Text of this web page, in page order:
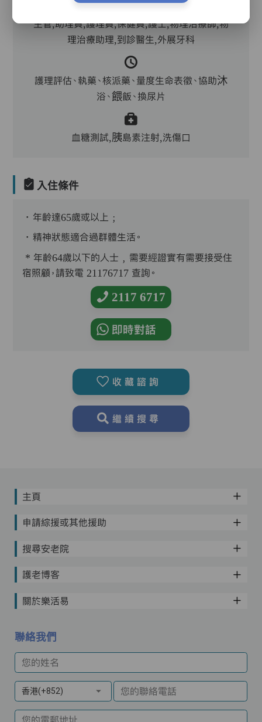
主管,助理員,護理員,保健員,護士,物理治療師,物
理治療助理,到診醫生,外展牙科
護理評估、執藥、核派藥、量度生命表徵、協助沐
浴、餵飯、換尿片
血糖測試,胰島素注射,洗傷口
入住條件
．年齡達65歲或以上﹔
．精神狀態適合過群體生活。
* 年齡64歲以下的人士﹐需要經證實有需要接受住
宿照顧，請致電 21176717 查詢。
2117 6717
即時對話
收藏諮詢
繼續搜尋
主頁
申請綜援或其他援助
搜尋安老院
護老博客
關於樂活易
聯絡我們
您的姓名
香港(+852) 您的聯絡電話